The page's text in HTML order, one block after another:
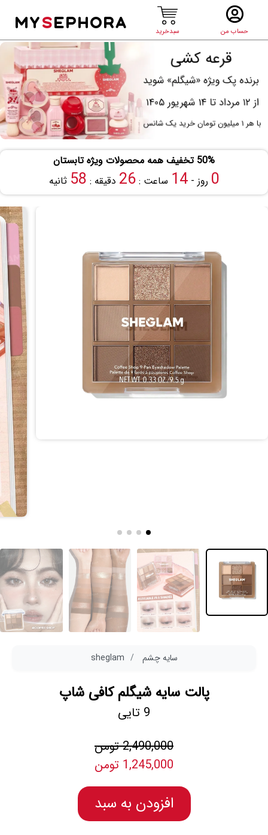
حساب من سبدخرید
MYSEPHORA
50% تخفیف همه محصولات ویژه تابستان
0 روز -14 ساعت :26 دقیقه : 58 ثانیه
سایه چشم sheglam
پالت سایه شیگلم کافی شاپ
9 تایی
2,490,000 تومن
1,245,000 تومن
افزودن به سبد